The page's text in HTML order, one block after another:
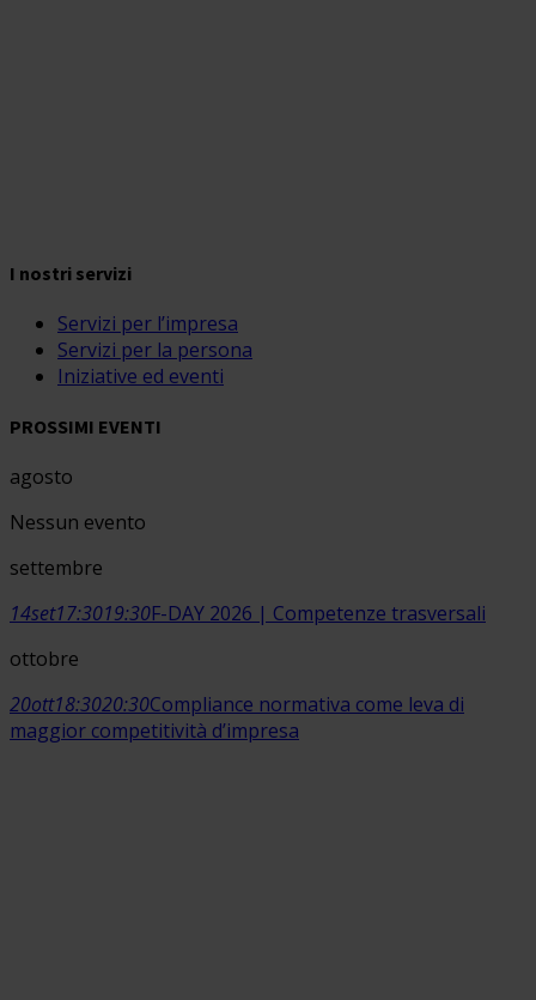
I nostri servizi
Servizi per l’impresa
Servizi per la persona
Iniziative ed eventi
PROSSIMI EVENTI
agosto
Nessun evento
settembre
14set17:3019:30F-DAY 2026 | Competenze trasversali
ottobre
20ott18:3020:30Compliance normativa come leva di
maggior competitività d’impresa